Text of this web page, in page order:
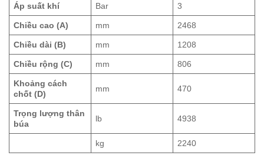
Áp suất khí Bar 3
Chiều cao (A) mm 2468
Chiều dài (B) mm 1208
Chiều rộng (C) mm 806
Khoảng cách
chốt (D)
mm 470
Trọng lượng thân
búa
lb 4938
kg 2240